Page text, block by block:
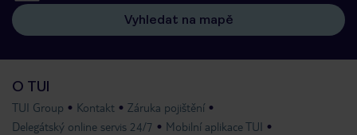
Vyhledat na mapě
O TUI
TUI Group Kontakt
Záruka pojištění
Delegátský online servis 24/7
Mobilní aplikace TUI